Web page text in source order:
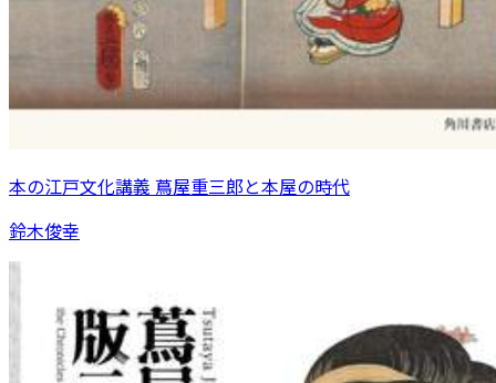
本の江戸文化講義 蔦屋重三郎と本屋の時代
鈴木俊幸